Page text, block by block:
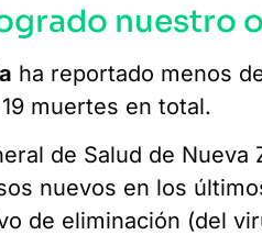
nuestro
ha reportado menos
muertes en total.
de Salud de Nueva
nuevos en los
de eliminación (del